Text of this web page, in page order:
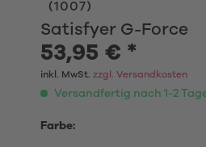
Satisfyer G-Force
(1007)
53,95 € *
inkl. MwSt. zzgl. Versandkosten
Versandfertig nach 1-2
Farbe: